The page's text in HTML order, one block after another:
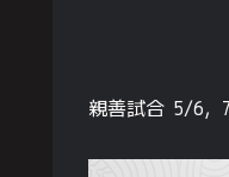
親善試合 5/6, 7